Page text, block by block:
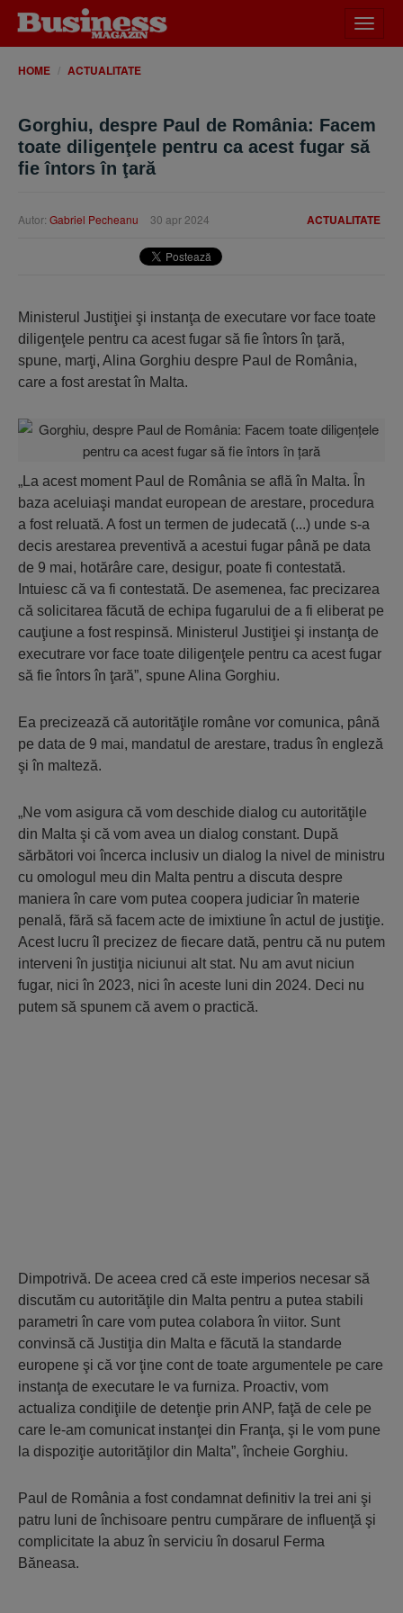
meniu
HOME ACTUALITATE
Gorghiu, despre Paul de România: Facem
toate diligenţele pentru ca acest fugar să
fie întors în ţară
ACTUALITATE
Autor: Gabriel Pecheanu 30 apr 2024
Ministerul Justiţiei şi instanţa de executare vor face toate
diligenţele pentru ca acest fugar să fie întors în ţară,
spune, marţi, Alina Gorghiu despre Paul de România,
care a fost arestat în Malta.
„La acest moment Paul de România se află în Malta. În
baza aceluiaşi mandat european de arestare, procedura
a fost reluată. A fost un termen de judecată (...) unde s-a
decis arestarea preventivă a acestui fugar până pe data
de 9 mai, hotărâre care, desigur, poate fi contestată.
Intuiesc că va fi contestată. De asemenea, fac precizarea
că solicitarea făcută de echipa fugarului de a fi eliberat pe
cauţiune a fost respinsă. Ministerul Justiţiei şi instanţa de
executrare vor face toate diligenţele pentru ca acest fugar
să fie întors în ţară”, spune Alina Gorghiu.
Ea precizează că autorităţile române vor comunica, până
pe data de 9 mai, mandatul de arestare, tradus în engleză
şi în malteză.
„Ne vom asigura că vom deschide dialog cu autorităţile
din Malta şi că vom avea un dialog constant. După
sărbători voi încerca inclusiv un dialog la nivel de ministru
cu omologul meu din Malta pentru a discuta despre
maniera în care vom putea coopera judiciar în materie
penală, fără să facem acte de imixtiune în actul de justiţie.
Acest lucru îl precizez de fiecare dată, pentru că nu putem
interveni în justiţia niciunui alt stat. Nu am avut niciun
fugar, nici în 2023, nici în aceste luni din 2024. Deci nu
putem să spunem că avem o practică.
Dimpotrivă. De aceea cred că este imperios necesar să
discutăm cu autorităţile din Malta pentru a putea stabili
parametri în care vom putea colabora în viitor. Sunt
convinsă că Justiţia din Malta e făcută la standarde
europene şi că vor ţine cont de toate argumentele pe care
instanţa de executare le va furniza. Proactiv, vom
actualiza condiţiile de detenţie prin ANP, faţă de cele pe
care le-am comunicat instanţei din Franţa, şi le vom pune
la dispoziţie autorităţilor din Malta”, încheie Gorghiu.
Paul de România a fost condamnat definitiv la trei ani şi
patru luni de închisoare pentru cumpărare de influenţă şi
complicitate la abuz în serviciu în dosarul Ferma
Băneasa.